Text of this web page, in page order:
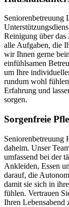
Seniorenbetreuung
Reinigung über
alle Aufgaben, die
wir Ihnen gerne
einfühlsamen
um Ihre
rundum wohl
Erfahrung und
sorgen.
Sorgenfreie
Seniorenbetreuung
daheim. Unser
umfassend bei der
Ankleiden, Essen
darauf, die
damit sie sich in
fühlen. Vertrauen
Ihren Lebensabend